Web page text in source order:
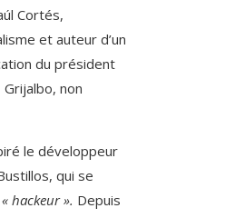
Cortés,
et auteur d’un
du président
Grijalbo, non
le développeur
qui se
« hackeur ». Depuis